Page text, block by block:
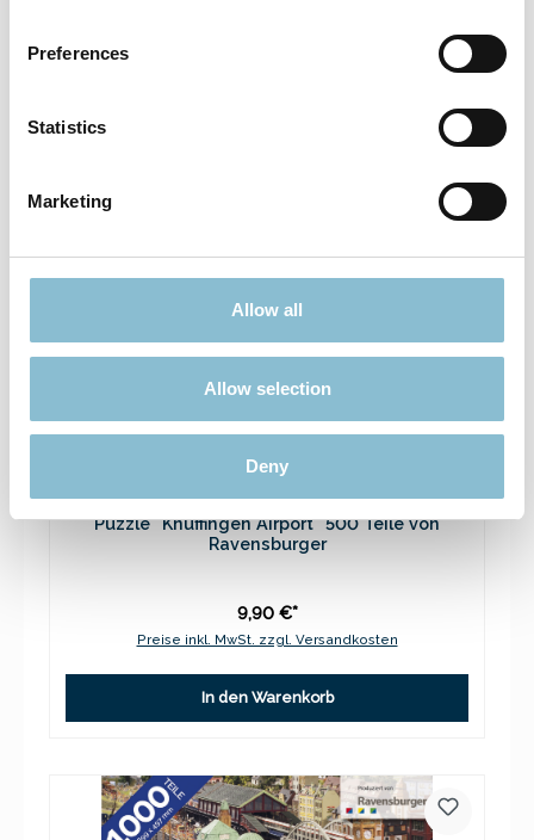
Preferences
Statistics
Marketing
Allow all
Allow selection
Deny
Puzzle "Knuffingen Airport" 500 Teile von
Ravensburger
9,90 €*
Preise inkl. MwSt. zzgl. Versandkosten
In den Warenkorb